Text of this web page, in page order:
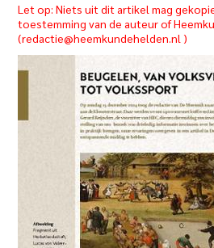
Let op: Niets uit dit artikel mag
toestemming van de auteur of
(redactie@heemkundehelden.nl )